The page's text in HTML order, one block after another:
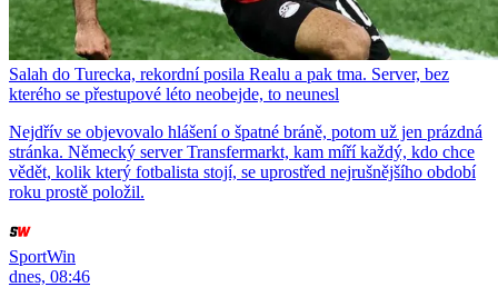
Salah do Turecka, rekordní posila Realu a pak tma. Server, bez
kterého se přestupové léto neobejde, to neunesl
Nejdřív se objevovalo hlášení o špatné bráně, potom už jen prázdná
stránka. Německý server Transfermarkt, kam míří každý, kdo chce
vědět, kolik který fotbalista stojí, se uprostřed nejrušnějšího období
roku prostě položil.
SportWin
dnes, 08:46